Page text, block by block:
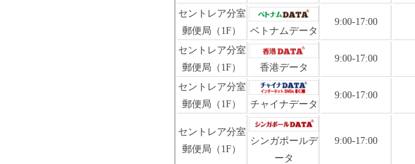
セントレア分室
郵便局（1F）
ベトナムデータ
9:00-17:00
セントレア分室
郵便局（1F）
香港データ
9:00-17:00
セントレア分室
郵便局（1F）
チャイナデータ
9:00-17:00
セントレア分室
郵便局（1F）
シンガポールデ
ータ
9:00-17:00